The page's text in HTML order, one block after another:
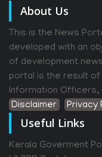
About Us
This is the News
developed with an
of development
portal is the result
Information Officers,
Disclaimer
Privacy
Useful Links
Kerala Goverment